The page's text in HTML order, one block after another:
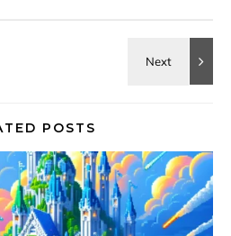
POSTS